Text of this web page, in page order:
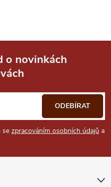
o novinkách
se zpracováním osobních údajů a
ODEBÍRAT